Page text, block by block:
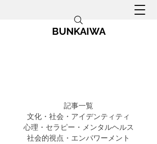
BUNKAIWA
記事一覧
文化・社会・アイデンティティ
心理・セラピー・メンタルヘルス
社会的視点・エンパワーメント